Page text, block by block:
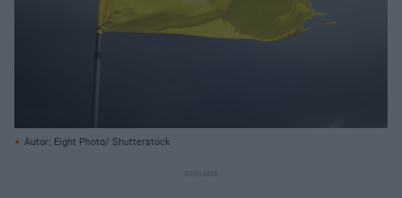
Autor: Eight Photo/ Shutterstock